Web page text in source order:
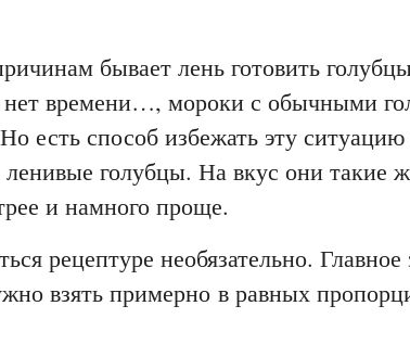
бывает лень готовить
нет времени…, мороки с обычными
есть способ избежать эту
ленивые голубцы. На вкус они такие
и намного проще.
рецептуре необязательно.
взять примерно в равных